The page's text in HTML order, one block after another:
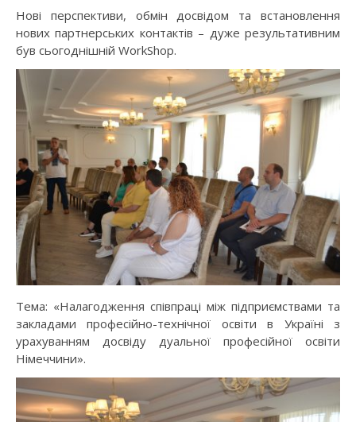
Нові перспективи, обмін досвідом та встановлення
нових партнерських контактів – дуже результативним
був сьогоднішній WorkShop.
Тема: «Налагодження співпраці між підприємствами та
закладами професійно-технічної освіти в Україні з
урахуванням досвіду дуальної професійної освіти
Німеччини».